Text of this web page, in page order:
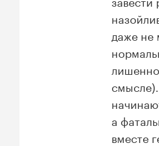
даже не
а
вместе